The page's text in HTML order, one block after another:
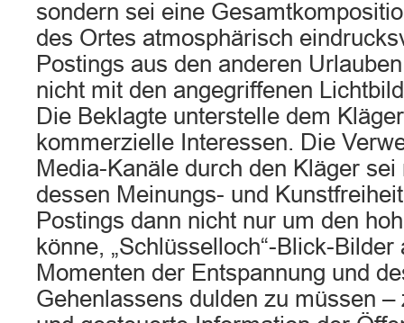
sondern sei eine
des Ortes atmosphärisch
Postings aus den anderen
nicht mit den angegriffenen
Die Beklagte unterstelle dem
kommerzielle Interessen. Die
Media-Kanäle durch den Kläger
dessen Meinungs- und
Postings dann nicht nur um den
könne, „Schlüsselloch“-Blick-
Momenten der Entspannung und
Gehenlassens dulden zu müssen